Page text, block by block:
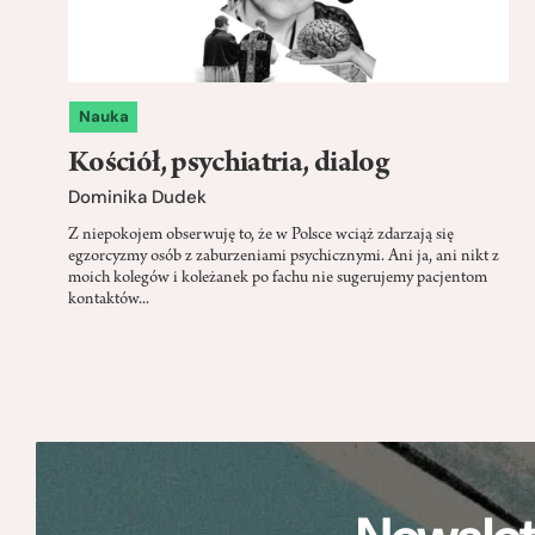
Nauka
Kościół, psychiatria, dialog
Dominika Dudek
Z niepokojem obserwuję to, że w Polsce wciąż zdarzają się
egzorcyzmy osób z zaburzeniami psychicznymi. Ani ja, ani nikt z
moich kolegów i koleżanek po fachu nie sugerujemy pacjentom
kontaktów...